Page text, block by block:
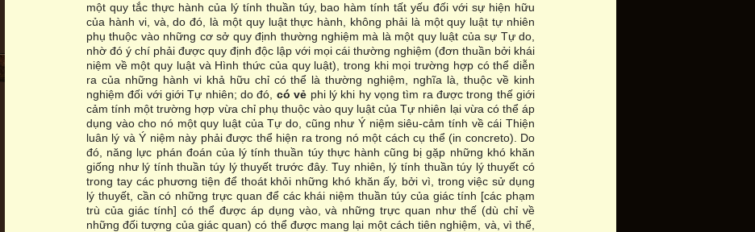
một quy tắc thực hành của lý tính thuần túy, bao hàm tính tất yếu đối với sự hiện hữu
của hành vi, và, do đó, là một quy luật thực hành, không phải là một quy luật tự nhiên
phụ thuộc vào những cơ sở quy định thường nghiệm mà là một quy luật của sự Tự do,
nhờ đó ý chí phải được quy định độc lập với mọi cái thường nghiệm (đơn thuần bởi khái
niệm về một quy luật và Hình thức của quy luật), trong khi mọi trường hợp có thể diễn
ra của những hành vi khả hữu chỉ có thể là thường nghiệm, nghĩa là, thuộc về kinh
nghiệm đối với giới Tự nhiên; do đó, có vẻ phi lý khi hy vọng tìm ra được trong thế giới
cảm tính một trường hợp vừa chỉ phụ thuộc vào quy luật của Tự nhiên lại vừa có thể áp
dụng vào cho nó một quy luật của Tự do, cũng như Ý niệm siêu-cảm tính về cái Thiện
luân lý và Ý niệm này phải được thể hiện ra trong nó một cách cụ thể (in concreto). Do
đó, năng lực phán đoán của lý tính thuần túy thực hành cũng bị gặp những khó khăn
giống như lý tính thuần túy lý thuyết trước đây. Tuy nhiên, lý tính thuần túy lý thuyết có
trong tay các phương tiện để thoát khỏi những khó khăn ấy, bởi vì, trong việc sử dụng
lý thuyết, cần có những trực quan để các khái niệm thuần túy của giác tính [các phạm
trù của giác tính] có thể được áp dụng vào, và những trực quan như thế (dù chỉ về
những đối tượng của giác quan) có thể được mang lại một cách tiên nghiệm, và, vì thế,